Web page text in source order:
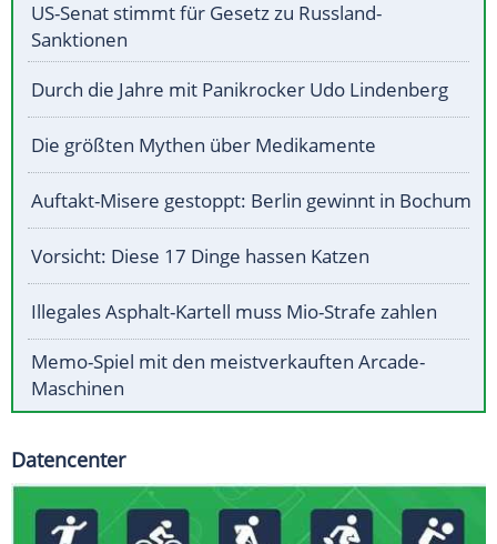
US-Senat stimmt für Gesetz zu Russland-
Sanktionen
Durch die Jahre mit Panikrocker Udo Lindenberg
Die größten Mythen über Medikamente
Auftakt-Misere gestoppt: Berlin gewinnt in Bochum
Vorsicht: Diese 17 Dinge hassen Katzen
Illegales Asphalt-Kartell muss Mio-Strafe zahlen
Memo-Spiel mit den meistverkauften Arcade-
Maschinen
Datencenter